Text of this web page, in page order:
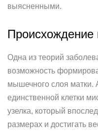
выясненными.
Происхождение
Одна из теорий
возможность
мышечного слоя матки.
единственной клетки
узелка, который
размерах и достигать